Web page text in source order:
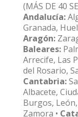
(MÁS DE 40
Andalucía:
Granada,
Aragón:
Baleares:
Arrecife, Las
del Rosario,
Cantabria:
Albacete,
Burgos,
Zamora •